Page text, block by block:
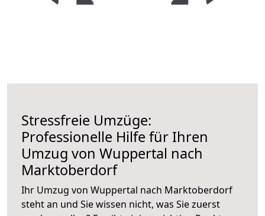
Stressfreie Umzüge:
Professionelle Hilfe für Ihren
Umzug von Wuppertal nach
Marktoberdorf
Ihr Umzug von Wuppertal nach Marktoberdorf
steht an und Sie wissen nicht, was Sie zuerst